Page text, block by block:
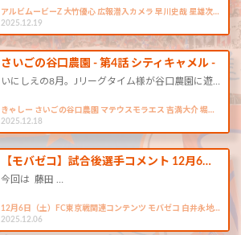
アルビムービーZ 大竹優心 広報潜入カメラ 早川史哉 星雄次…
2025.12.19
さいごの谷口農園 - 第4話 シティキャメル -
いにしえの8月。Jリーグタイム様が谷口農園に遊…
きゃしー さいごの谷口農園 マテウスモラエス 吉満大介 堀…
2025.12.18
【モバゼコ】試合後選手コメント 12月6…
今回は 藤田 …
12月6日（土）FC東京戦関連コンテンツ モバゼコ 白井永地…
2025.12.06